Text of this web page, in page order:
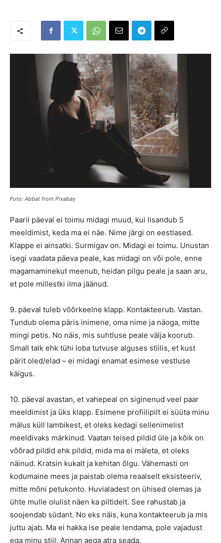
Foto: Abbat from Pixabay
Paaril päeval ei toimu midagi muud, kui lisandub 5
meeldimist, keda ma ei näe. Nime järgi on eestlased.
Klappe ei ainsatki. Surmigav on. Midagi ei toimu. Unustan
isegi vaadata päeva peale, kas midagi on või pole, enne
magamaminekut meenub, heidan pilgu peale ja saan aru,
et pole millestki ilma jäänud.
9. päeval tuleb võõrkeelne klapp. Kontakteerub. Vastan.
Tundub olema päris inimene, oma nime ja näoga, mitte
mingi petis. No näis, mis suhtluse peale välja koorub.
Small talk ehk tühi loba tutvuse alguses stiilis, et kust
pärit oled/elad – ei midagi enamat esimese vestluse
käigus.
10. päeval avastan, et vahepeal on siginenud veel paar
meeldimist ja üks klapp. Esimene profiilipilt ei süüta minu
mälus küll lambikest, et oleks kedagi sellenimelist
meeldivaks märkinud. Vaatan teised pildid üle ja kõik on
võõrad pildid ehk pildid, mida ma ei mäleta, et oleks
näinud. Kratsin kukalt ja kehitan õlgu. Vähemasti on
kodumaine mees ja paistab olema reaalselt eksisteeriv,
mitte mõni petukonto. Huvialadest on ühised olemas ja
ühte mulle olulist näen ka piltidelt. See rahustab ja
soojendab südant. No eks näis, kuna kontakteerub ja mis
juttu ajab. Ma ei hakka ise peale lendama, pole vajadust
ega minu stiil. Annan aega atra seada.